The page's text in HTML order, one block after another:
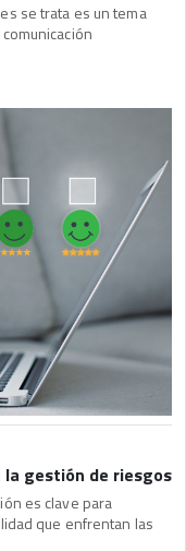
se trata es un tema
la gestión de riesgos
es clave para
que enfrentan las